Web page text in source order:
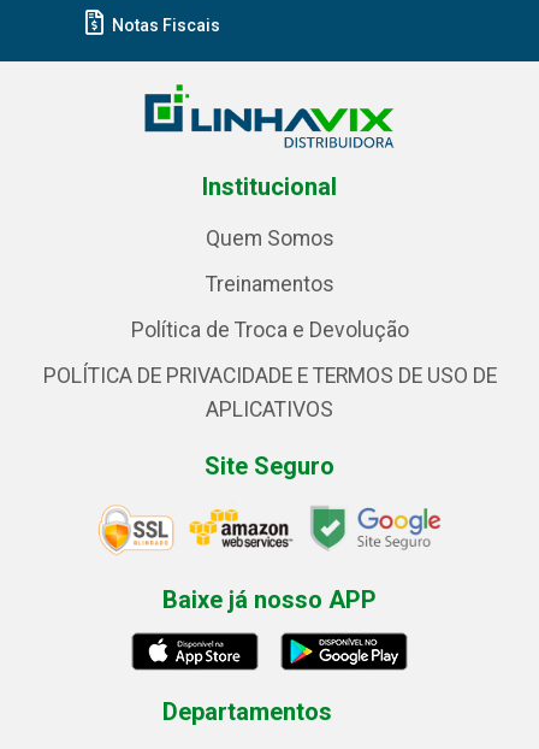
Notas Fiscais
Institucional
Quem Somos
Treinamentos
Política de Troca e Devolução
POLÍTICA DE PRIVACIDADE E TERMOS DE USO DE
APLICATIVOS
Site Seguro
Baixe já nosso APP
Departamentos